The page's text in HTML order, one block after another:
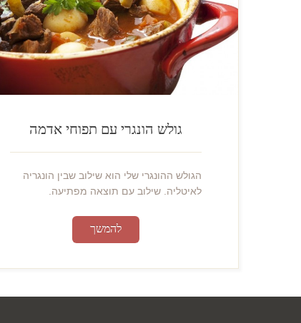
גולש הונגרי עם תפוחי אדמה
הגולש ההונגרי שלי הוא שילוב שבין הונגריה
לאיטליה. שילוב עם תוצאה מפתיעה.
להמשך